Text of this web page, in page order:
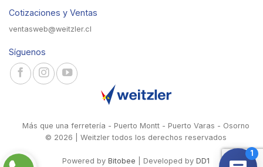
Cotizaciones y Ventas
ventasweb@weitzler.cl
Síguenos
Más que una ferretería - Puerto Montt - Puerto Varas - Osorno
© 2026 | Weitzler todos los derechos reservados
Powered by Bitobee | Developed by DD1